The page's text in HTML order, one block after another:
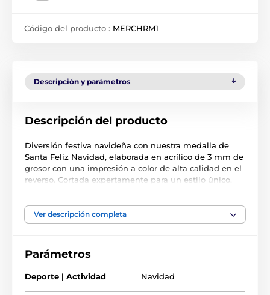
Código del producto : MERCHRM1
Descripción y parámetros
Descripción del producto
Diversión festiva navideña con nuestra medalla de
Santa Feliz Navidad, elaborada en acrílico de 3 mm de
grosor con una impresión a color de alta calidad en el
reverso. Cortada expertamente para un estilo único.
Tenga en cuenta que todas nuestras medallas de
Ver descripción completa
Parámetros
Deporte | Actividad Navidad